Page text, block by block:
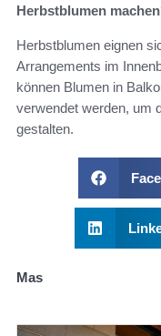
Herbstblumen
Herbstblumen eignen
Arrangements im
können Blumen in
verwendet werden, um
gestalten.
Mas